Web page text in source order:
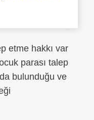
etme hakkı var
parası talep
bulunduğu ve